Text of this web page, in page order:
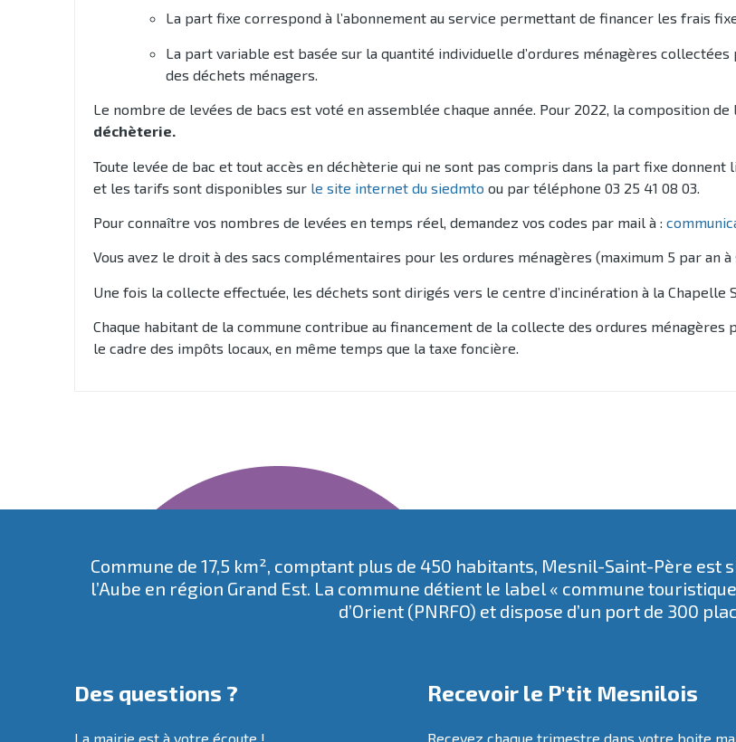
La part fixe correspond à l’abonnement au service permettant de financer les frais
La part variable est basée sur la quantité individuelle d’ordures ménagères
des déchets ménagers.
Le nombre de levées de bacs est voté en assemblée chaque année. Pour 2022, la composition de
déchèterie.
Toute levée de bac et tout accès en déchèterie qui ne sont pas compris dans la part fixe
et les tarifs sont disponibles sur le site internet du siedmto ou par téléphone 03 25 41 08 03.
Pour connaître vos nombres de levées en temps réel, demandez vos codes par mail à :
Vous avez le droit à des sacs complémentaires pour les ordures ménagères (maximum 5 par an
Une fois la collecte effectuée, les déchets sont dirigés vers le centre d’incinération à la Chapelle
Chaque habitant de la commune contribue au financement de la collecte des ordures ménagères
le cadre des impôts locaux, en même temps que la taxe foncière.
Commune de 17,5 km², comptant plus de 450 habitants, Mesnil-Saint-Père est
l’Aube en région Grand Est. La commune détient le label « commune
d’Orient(PNRFO) et dispose d’un port de 300
Des questions ?
La mairie est à votre écoute !
Recevoir le P'tit Mesnilois
Recevez chaque trimestre dans votre boite